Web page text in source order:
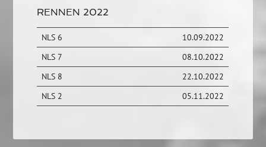
RENNEN 2022
NLS 6
10.09.2022
NLS 7
08.10.2022
NLS 8
22.10.2022
NLS 2
05.11.2022